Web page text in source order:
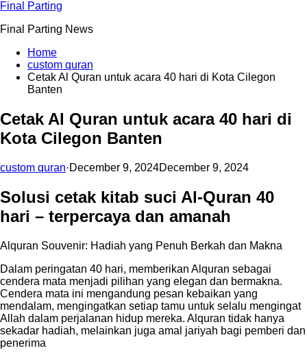
Skip
content
Final Parting
Final Parting News
Home
custom quran
Cetak Al Quran untuk acara 40 hari di Kota Cilegon
Banten
Cetak Al Quran untuk acara 40 hari di
Kota Cilegon Banten
custom quran·December 9, 2024December 9, 2024
Solusi cetak kitab suci Al-Quran 40
hari – terpercaya dan amanah
Alquran Souvenir: Hadiah yang Penuh Berkah dan Makna
Dalam peringatan 40 hari, memberikan Alquran sebagai
cendera mata menjadi pilihan yang elegan dan bermakna.
Cendera mata ini mengandung pesan kebaikan yang
mendalam, mengingatkan setiap tamu untuk selalu mengingat
Allah dalam perjalanan hidup mereka. Alquran tidak hanya
sekadar hadiah, melainkan juga amal jariyah bagi pemberi dan
penerima